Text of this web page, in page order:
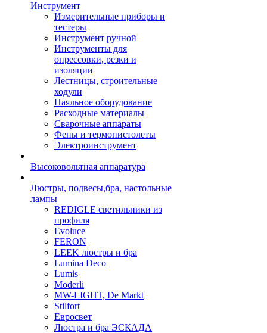
Инструмент
Измерительные приборы и
тестеры
Инструмент ручной
Инструменты для
опрессовки, резки и
изоляции
Лестницы, строительные
ходули
Паяльное оборудование
Расходные материалы
Сварочные аппараты
Фены и термопистолеты
Электроинструмент
Высоковольтная аппаратура
Люстры, подвесы,бра, настольные
лампы
REDIGLE светильники из
профиля
Evoluce
FERON
LEEK люстры и бра
Lumina Deco
Lumis
Moderli
MW-LIGHT, De Markt
Stilfort
Евросвет
Люстра и бра ЭСКАДА